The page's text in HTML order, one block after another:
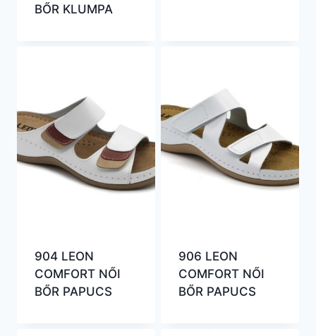
BŐR KLUMPA
904 LEON
COMFORT NŐI
BŐR PAPUCS
906 LEON
COMFORT NŐI
BŐR PAPUCS